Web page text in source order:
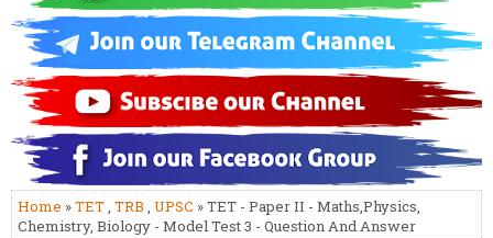
Home »TET, TRB , UPSC » TET - Paper II - Maths,Physics,
Chemistry, Biology - Model Test 3 - Question And Answer